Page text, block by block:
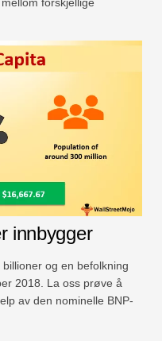
forskjellige
innbygger
og en befolkning
2018. La oss prøve å
av den nominelle BNP-